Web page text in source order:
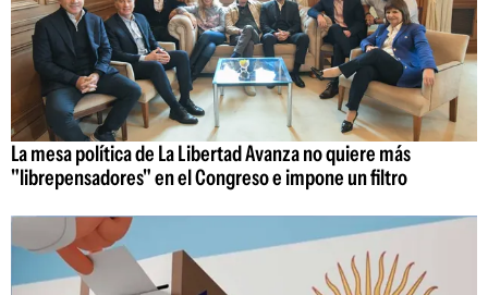
La mesa política de La Libertad Avanza no quiere más
"librepensadores" en el Congreso e impone un filtro